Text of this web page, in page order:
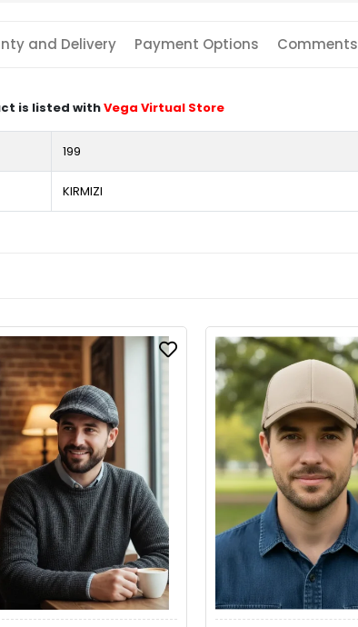
and Delivery Payment Options Comments
is listed withVega Virtual Store
199
KIRMIZI